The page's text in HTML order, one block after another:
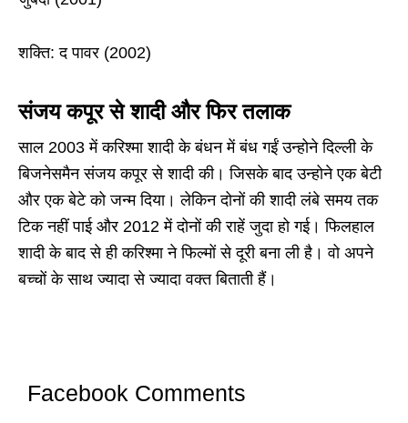
शक्ति: द पावर (2002)
संजय कपूर से शादी और फिर तलाक
साल 2003 में करिश्मा शादी के बंधन में बंध गईं उन्होने दिल्ली के
बिजनेसमैन संजय कपूर से शादी की। जिसके बाद उन्होने एक बेटी
और एक बेटे को जन्म दिया। लेकिन दोनों की शादी लंबे समय तक
टिक नहीं पाई और 2012 में दोनों की राहें जुदा हो गई। फिलहाल
शादी के बाद से ही करिश्मा ने फिल्मों से दूरी बना ली है। वो अपने
बच्चों के साथ ज्यादा से ज्यादा वक्त बिताती हैं।
Facebook Comments